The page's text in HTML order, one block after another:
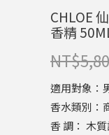
CHLOE
香精
NT$
適用對象：
香水類別：
香 調： 木
境
花
系
列
Santalum
檀